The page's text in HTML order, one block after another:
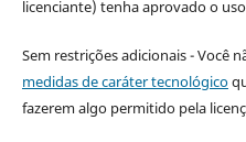
licenciante) tenha aprovado o
Sem restrições adicionais - Você
medidas de caráter tecnológico
fazerem algo permitido pela